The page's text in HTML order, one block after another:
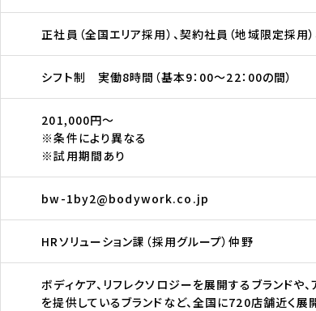
正社員（全国エリア採用）、契約社員（地域限定採用
シフト制 実働8時間（基本9：00～22：00の間）
201,000円～
※条件により異なる
※試用期間あり
bw-1by2@bodywork.co.jp
HRソリューション課（採用グループ）仲野
ボディケア、リフレクソロジーを展開するブランドや、
を提供しているブランドなど、全国に720店舗近く展